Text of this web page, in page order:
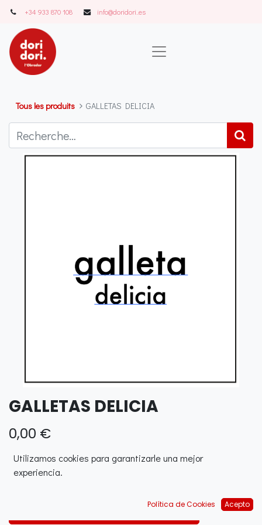
+34 933 870 108 info@doridori..es
Tous les produits GALLETAS DELICIA
GALLETAS DELICIA
0,00 €
AJOUTER AU PANIER
Utilizamos cookies para garantizarle una mejor
experiencia.
Política de Cookies Acepto